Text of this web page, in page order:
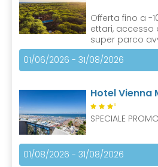
Offerta fino a -
ettari, accesso
super parco
01/06/2026 - 31/08/2026
Hotel
S
SPECIALE
01/08/2026 - 31/08/2026